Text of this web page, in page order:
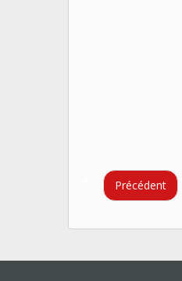
Précédent